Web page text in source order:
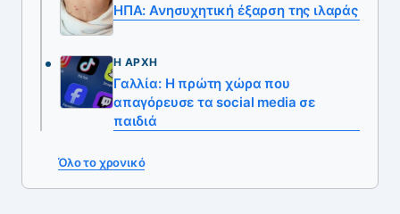
ΗΠΑ: Ανησυχητική έξαρση της ιλαράς
Η ΑΡΧΉ
Γαλλία: Η πρώτη χώρα που
απαγόρευσε τα social media σε
παιδιά
Όλο το χρονικό